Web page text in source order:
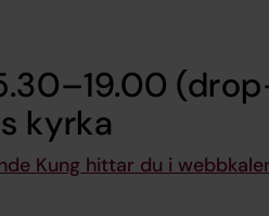
kyrka
Kung hittar du i